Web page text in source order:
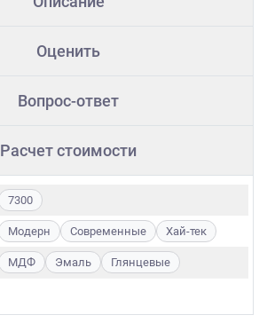
Оценить
Вопрос-ответ
Расчет стоимости
7300
Модерн Современные Хай-тек
МДФ Эмаль Глянцевые